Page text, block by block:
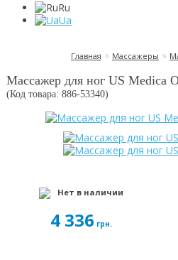
Ru
Ua
Главная » Массажеры »
Массажер для ног US Medica
(Код товара: 886-53340)
Нет в наличии
4 336 грн.